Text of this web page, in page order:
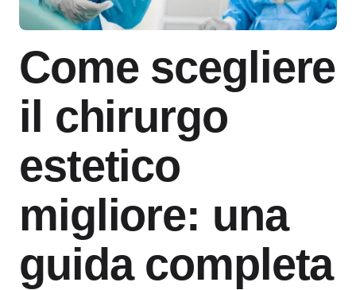
Come scegliere
il chirurgo
estetico
migliore: una
guida completa